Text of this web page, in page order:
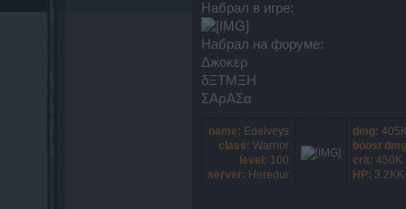
Набрал в игре:
Набрал на форуме:
Δжоκερ
δΞΤΜΞΗ
ΣΑρΑΣα
name: Edelveys
class: Warrior
level: 100
server: Heredur
dmg:
boost
crit: 450K
HP: